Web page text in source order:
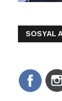
SOSYAL